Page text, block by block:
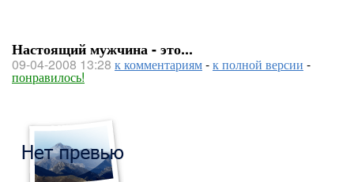
Настоящий мужчина - это...
09-04-2008 13:28 к комментариям-к полной версии -
понравилось!